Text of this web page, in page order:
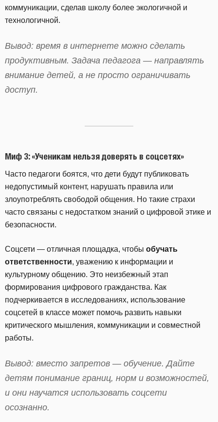
коммуникации, сделав школу более экологичной и
технологичной.
Вывод: время в интернете можно сделать
продуктивным. Задача педагога — направлять
внимание детей, а не просто ограничивать
доступ.
Миф 3: «Ученикам нельзя доверять в соцсетях»
Часто педагоги боятся, что дети будут публиковать
недопустимый контент, нарушать правила или
злоупотреблять свободой общения. Но такие страхи
часто связаны с недостатком знаний о цифровой этике и
безопасности.
Соцсети — отличная площадка, чтобы обучать
ответственности, уважению к информации и
культурному общению. Это неизбежный этап
формирования цифрового гражданства. Как
подчеркивается в исследованиях, использование
соцсетей в классе может помочь развить навыки
критического мышления, коммуникации и совместной
работы.
Вывод: вместо запретов — обучение. Дайте
детям понимание границ, норм и возможностей,
и они научатся использовать соцсети
осознанно.